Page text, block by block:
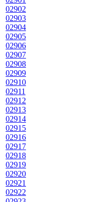
02902
02903
02904
02905
02906
02907
02908
02909
02910
02911
02912
02913
02914
02915
02916
02917
02918
02919
02920
02921
02922